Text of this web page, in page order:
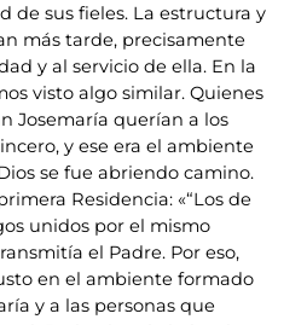
de sus fieles. La estructura y
más tarde, precisamente
y al servicio de ella. En la
visto algo similar. Quienes
Josemaría querían a los
y ese era el ambiente
se fue abriendo camino.
Residencia: «“Los de
unidos por el mismo
el Padre. Por eso,
en el ambiente formado
y a las personas que